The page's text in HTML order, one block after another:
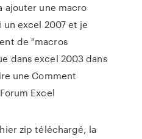
ajouter une macro
excel 2007 et je
de "macros
dans excel 2003 dans
une Comment
Excel
zip téléchargé, la